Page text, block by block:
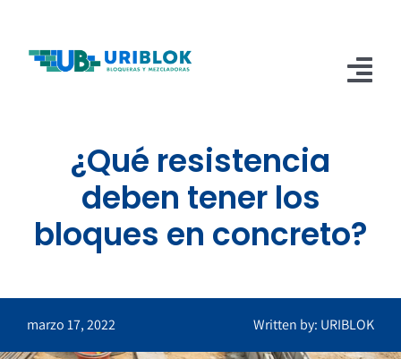
contenido
Blog Servicios
Contacto Tienda
¿Qué resistencia
deben tener los
bloques en concreto?
marzo 17, 2022 Written by: URIBLOK